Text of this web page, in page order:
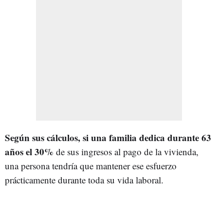
Según sus cálculos, si una familia dedica durante 63
años el 30% de sus ingresos al pago de la vivienda,
una persona tendría que mantener ese esfuerzo
prácticamente durante toda su vida laboral.